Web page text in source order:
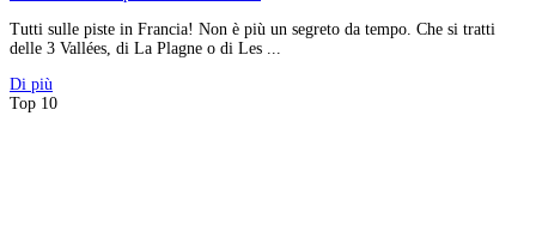
Tutti sulle piste in Francia! Non è più un segreto da tempo. Che si tratti
delle 3 Vallées, di La Plagne o di Les ...
Di più
Top 10